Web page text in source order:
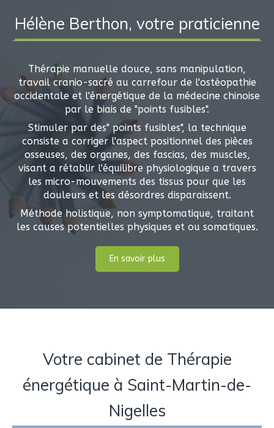
Hélène Berthon, votre praticienne
Thérapie manuelle douce, sans manipulation,
travail cranio-sacré au carrefour de l'ostéopathie
occidentale et l'énergétique de la médecine chinoise
par le biais de "points fusibles".
Stimuler par des" points fusibles", la technique
consiste a corriger l'aspect positionnel des pièces
osseuses, des organes, des fascias, des muscles,
visant a rétablir l'équilibre physiologique a travers
les micro-mouvements des tissus pour que les
douleurs et les désordres disparaissent.
Méthode holistique, non symptomatique, traitant
les causes potentielles physiques et ou somatiques.
En savoir plus
Votre cabinet de Thérapie
énergétique à Saint-Martin-de-
Nigelles